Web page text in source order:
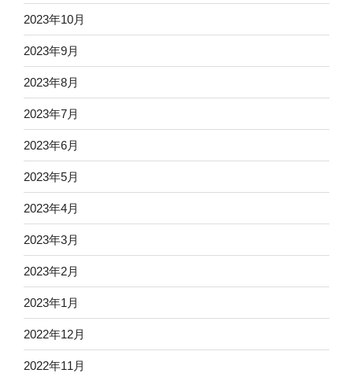
2023年10月
2023年9月
2023年8月
2023年7月
2023年6月
2023年5月
2023年4月
2023年3月
2023年2月
2023年1月
2022年12月
2022年11月